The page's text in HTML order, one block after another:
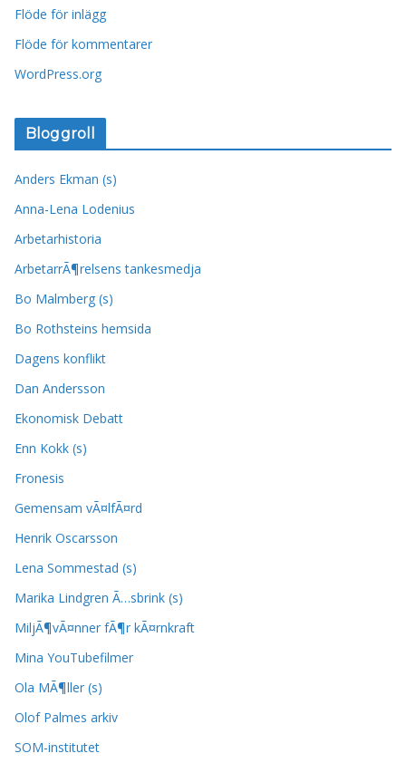
Flöde för inlägg
Flöde för kommentarer
WordPress.org
Bloggroll
Anders Ekman (s)
Anna-Lena Lodenius
Arbetarhistoria
ArbetarrÃ¶relsens tankesmedja
Bo Malmberg (s)
Bo Rothsteins hemsida
Dagens konflikt
Dan Andersson
Ekonomisk Debatt
Enn Kokk (s)
Fronesis
Gemensam vÃ¤lfÃ¤rd
Henrik Oscarsson
Lena Sommestad (s)
Marika Lindgren Ã…sbrink (s)
MiljÃ¶vÃ¤nner fÃ¶r kÃ¤rnkraft
Mina YouTubefilmer
Ola MÃ¶ller (s)
Olof Palmes arkiv
SOM-institutet